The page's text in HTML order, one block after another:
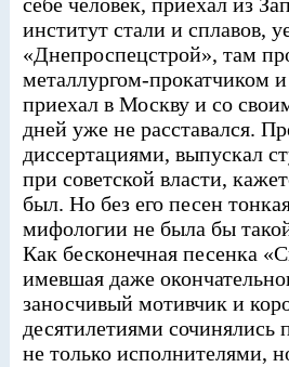
институт стали и сплавов,
«Днепроспецстрой», там
металлургом-прокатчиком
приехал в Москву и со
дней уже не расставался.
диссертациями, выпускал
при советской власти,
был. Но без его песен
мифологии не была бы
Как бесконечная песенка
имевшая даже
заносчивый мотивчик и
десятилетиями сочинялись
не только исполнителями,